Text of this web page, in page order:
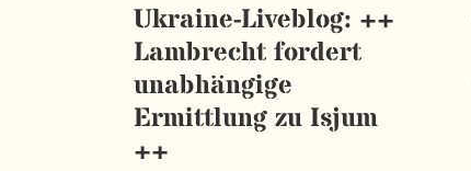
Ukraine-Liveblog: ++
Lambrecht fordert
unabhängige
Ermittlung zu Isjum
++